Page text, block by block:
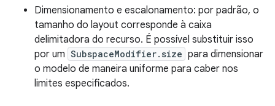
Dimensionamento e escalonamento: por padrão, o
tamanho do layout corresponde à caixa
delimitadora do recurso. É possível substituir isso
por um SubspaceModifier.size para dimensionar
o modelo de maneira uniforme para caber nos
limites especificados.